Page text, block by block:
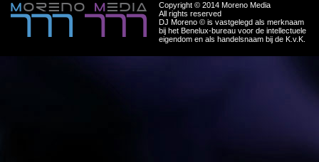
Copyright © 2014 Moreno Media
All rights reserved
DJ Moreno © is vastgelegd als merknaam
bij het Benelux-bureau voor de intellectuele
eigendom en als handelsnaam bij de K.v.K.